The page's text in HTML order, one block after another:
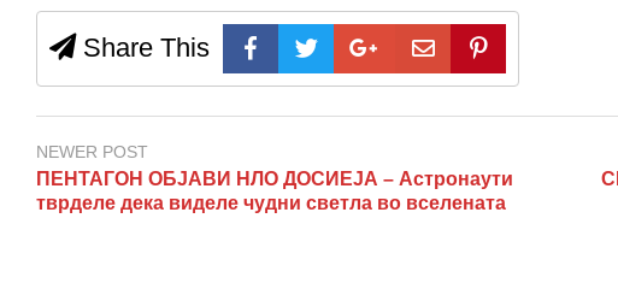
Share This
NEWER POST
ПЕНТАГОН ОБЈАВИ НЛО ДОСИЕЈА – Астронаути
тврделе дека виделе чудни светла во вселената